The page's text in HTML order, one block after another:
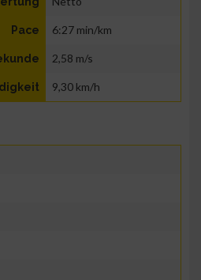
Pace 6:27 min/km
2,58 m/s
9,30 km/h